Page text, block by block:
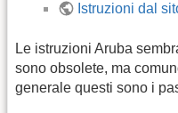
Istruzioni dal
Le istruzioni Aruba
sono obsolete, ma
generale questi sono i